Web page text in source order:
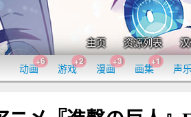
主页 资源列表
动画
+6
游戏
+2
漫画
+3
画集
+1
声